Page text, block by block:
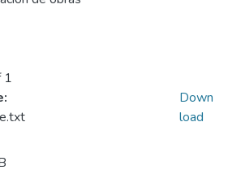
1
Down
load